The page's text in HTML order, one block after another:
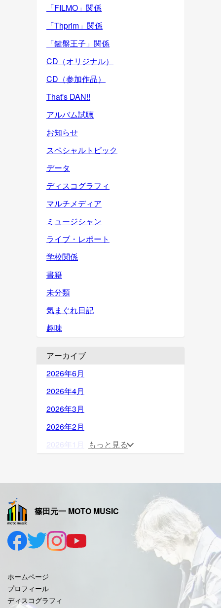
「FILMO」関係
「Thprim」関係
「鍵盤王子」関係
CD（オリジナル）
CD（参加作品）
That's DAN!!
アルバム試聴
お知らせ
スペシャルトピック
データ
ディスコグラフィ
マルチメディア
ミュージシャン
ライブ・レポート
学校関係
書籍
未分類
気まぐれ日記
趣味
アーカイブ
2026年6月
2026年4月
2026年3月
2026年2月
2026年1月
2025年9月
2025年8月
2025年7月
2025年5月
2025年4月
もっと見る
篠田元一 MOTO MUSIC
ホームページ
プロフィール
ディスコグラフィ